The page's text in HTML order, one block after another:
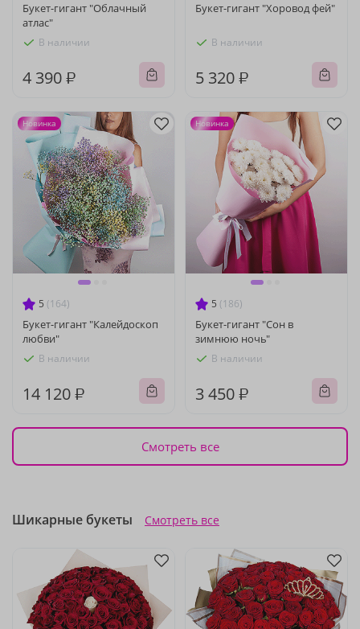
Букет-гигант "Облачный
атлас"
В наличии
4 390 ₽
Букет-гигант "Хоровод фей"
В наличии
5 320 ₽
5 (164)
Букет-гигант "Калейдоскоп
любви"
В наличии
14 120 ₽
Новинка
5 (186)
Букет-гигант "Сон в
зимнюю ночь"
В наличии
3 450 ₽
Новинка
Смотреть все
Шикарные букеты Смотреть все